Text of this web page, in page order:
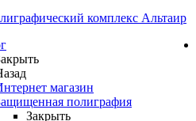
магазин
полиграфия
Закрыть